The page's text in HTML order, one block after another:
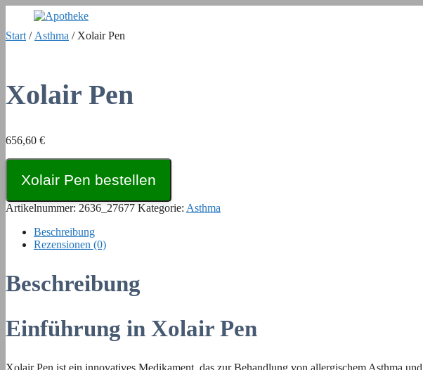
springen
Start / Asthma / Xolair Pen
Xolair Pen
656,60 €
Xolair Pen bestellen
Artikelnummer: 2636_27677 Kategorie: Asthma
Beschreibung
Rezensionen (0)
Beschreibung
Einführung in Xolair Pen
Xolair Pen ist ein innovatives Medikament, das zur Behandlung von allergischem Asthma